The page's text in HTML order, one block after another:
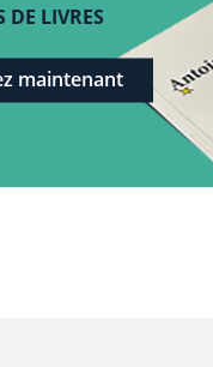
DE LIVRES
maintenant